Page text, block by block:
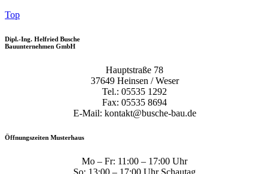
Top
Dipl.-Ing. Helfried Busche
Bauunternehmen GmbH
Hauptstraße 78
37649 Heinsen / Weser
Tel.: 05535 1292
Fax: 05535 8694
E-Mail: kontakt@busche-bau.de
Öffnungszeiten Musterhaus
Mo – Fr: 11:00 – 17:00 Uhr
So: 13:00 – 17:00 Uhr Schautag